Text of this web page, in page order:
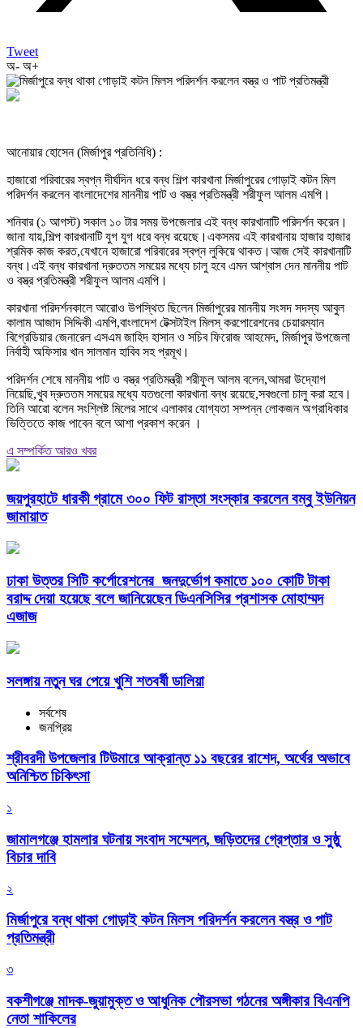
Tweet
অ- অ+
আনোয়ার হোসেন (মির্জাপুর প্রতিনিধি) :
হাজারো পরিবারের স্বপ্ন দীর্ঘদিন ধরে বন্ধ শিল্প কারখানা মির্জাপুরের গোড়াই কটন মিল
পরিদর্শন করলেন বাংলাদেশের মাননীয় পাট ও বস্ত্র প্রতিমন্ত্রী শরীফুল আলম এমপি।
শনিবার (১ আগস্ট) সকাল ১০ টার সময় উপজেলার এই বন্ধ কারখানাটি পরিদর্শন করেন।
জানা যায়,শিল্প কারখানাটি যুগ যুগ ধরে বন্ধ রয়েছে।একসময় এই কারখানায় হাজার হাজার
শ্রমিক কাজ করত,যেখানে হাজারো পরিবারের স্বপ্ন লুকিয়ে থাকত।আজ সেই কারখানাটি
বন্ধ।এই বন্ধ কারখানা দ্রুততম সময়ের মধ্যে চালু হবে এমন আশ্বাস দেন মাননীয় পাট
ও বস্ত্র প্রতিমন্ত্রী শরীফুল আলম এমপি।
কারখানা পরিদর্শনকালে আরোও উপস্থিত ছিলেন মির্জাপুরের মাননীয় সংসদ সদস্য আবুল
কালাম আজাদ সিদ্দিকী এমপি,বাংলাদেশ টেক্সটাইল মিলস্ করপোরেশনের চেয়ারম্যান
বিগ্রেডিয়ার জেনারেল এসএম জাহিদ হাসান ও সচিব ফিরোজ আহমেদ, মির্জাপুর উপজেলা
নির্বাহী অফিসার খান সালমান হাবিব সহ প্রমূখ।
পরিদর্শন শেষে মাননীয় পাট ও বস্ত্র প্রতিমন্ত্রী শরীফুল আলম বলেন,আমরা উদ্যোগ
নিয়েছি,খুব দ্রুততম সময়ের মধ্যে যতগুলো কারখানা বন্ধ রয়েছে,সবগুলো চালু করা হবে।
তিনি আরো বলেন সংশ্লিষ্ট মিলের সাথে এলাকার যোগ্যতা সম্পন্ন লোকজন অগ্রাধিকার
ভিত্তিতে কাজ পাবেন বলে আশা প্রকাশ করেন ।
এ সম্পর্কিত আরও খবর
জয়পুরহাটে ধারকী গ্রামে ৩০০ ফিট রাস্তা সংস্কার করলেন বম্বু ইউনিয়ন
জামায়াত
ঢাকা উত্তর সিটি কর্পোরেশনের জনদুর্ভোগ কমাতে ১০০ কোটি টাকা
বরাদ্দ দেয়া হয়েছে বলে জানিয়েছেন ডিএনসিসির প্রশাসক মোহাম্মদ
এজাজ
সলঙ্গায় নতুন ঘর পেয়ে খুশি শতবর্ষী ডালিয়া
সর্বশেষ
জনপ্রিয়
শ্রীবরদী উপজেলার টিউমারে আক্রান্ত ১১ বছরের রাশেদ, অর্থের অভাবে
অনিশ্চিত চিকিৎসা
১
জামালগঞ্জে হামলার ঘটনায় সংবাদ সম্মেলন, জড়িতদের গ্রেপ্তার ও সুষ্ঠু
বিচার দাবি
২
মির্জাপুরে বন্ধ থাকা গোড়াই কটন মিলস পরিদর্শন করলেন বস্ত্র ও পাট
প্রতিমন্ত্রী
৩
বকশীগঞ্জে মাদক-জুয়ামুক্ত ও আধুনিক পৌরসভা গঠনের অঙ্গীকার বিএনপি
নেতা শাকিলের